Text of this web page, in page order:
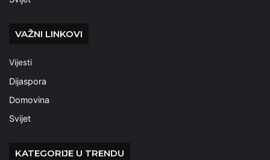
VAŽNI LINKOVI
Vijesti
Dijaspora
Domovina
Svijet
KATEGORIJE U TRENDU